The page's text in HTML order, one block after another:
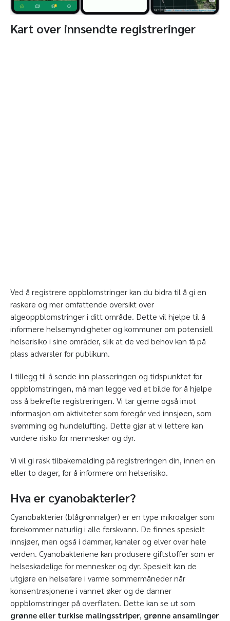
Kart over innsendte registreringer
Ved å registrere oppblomstringer kan du bidra til å gi en
raskere og mer omfattende oversikt over
algeoppblomstringer i ditt område. Dette vil hjelpe til å
informere helsemyndigheter og kommuner om potensiell
helserisiko i sine områder, slik at de ved behov kan få på
plass advarsler for publikum.
I tillegg til å sende inn plasseringen og tidspunktet for
oppblomstringen, må man legge ved et bilde for å hjelpe
oss å bekrefte registreringen. Vi tar gjerne også imot
informasjon om aktiviteter som foregår ved innsjøen, som
svømming og hundelufting. Dette gjør at vi lettere kan
vurdere risiko for mennesker og dyr.
Vi vil gi rask tilbakemelding på registreringen din, innen en
eller to dager, for å informere om helserisiko.
Hva er cyanobakterier?
Cyanobakterier (blågrønnalger) er en type mikroalger som
forekommer naturlig i alle ferskvann. De finnes spesielt
innsjøer, men også i dammer, kanaler og elver over hele
verden. Cyanobakteriene kan produsere giftstoffer som er
helseskadelige for mennesker og dyr. Spesielt kan de
utgjøre en helsefare i varme sommermåneder når
konsentrasjonene i vannet øker og de danner
oppblomstringer på overflaten. Dette kan se ut som
grønne eller turkise malingsstriper, grønne ansamlinger